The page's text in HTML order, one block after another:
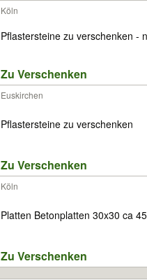
Köln
Pflastersteine zu verschenken -
Zu Verschenken
Euskirchen
Pflastersteine zu verschenken
Zu Verschenken
Köln
Platten Betonplatten 30x30 ca
Zu Verschenken